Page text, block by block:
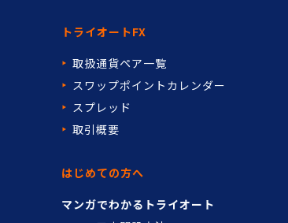
トライオートFX
取扱通貨ペア一覧
スワップポイントカレンダー
スプレッド
取引概要
はじめての方へ
マンガでわかるトライオート